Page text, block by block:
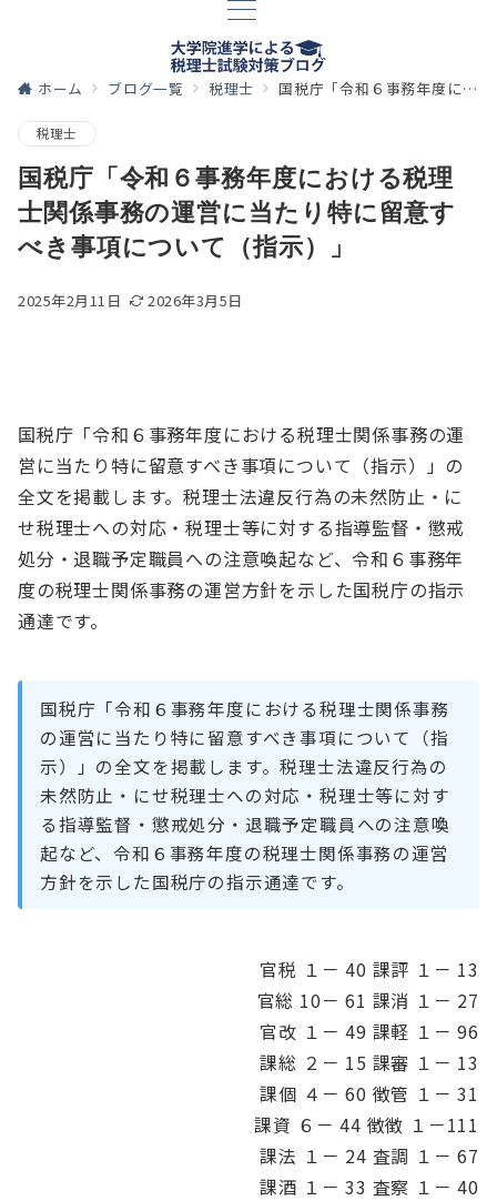
ホーム ブログ一覧 税理士 国税庁「令和６事務年度における税理士関係事務の運営に当たり特に留意すべき事項について（指示）」
税理士
国税庁「令和６事務年度における税理
士関係事務の運営に当たり特に留意す
べき事項について（指示）」
2025年2月11日 2026年3月5日
国税庁「令和６事務年度における税理士関係事務の運
営に当たり特に留意すべき事項について（指示）」の
全文を掲載します。税理士法違反行為の未然防止・に
せ税理士への対応・税理士等に対する指導監督・懲戒
処分・退職予定職員への注意喚起など、令和６事務年
度の税理士関係事務の運営方針を示した国税庁の指示
通達です。
国税庁「令和６事務年度における税理士関係事務
の運営に当たり特に留意すべき事項について（指
示）」の全文を掲載します。税理士法違反行為の
未然防止・にせ税理士への対応・税理士等に対す
る指導監督・懲戒処分・退職予定職員への注意喚
起など、令和６事務年度の税理士関係事務の運営
方針を示した国税庁の指示通達です。
官税 １－ 40 課評 １－ 13
官総 10－ 61 課消 １－ 27
官改 １－ 49 課軽 １－ 96
課総 ２－ 15 課審 １－ 13
課個 ４－ 60 徴管 １－ 31
課資 ６－ 44 徴徴 １－111
課法 １－ 24 査調 １－ 67
課酒 １－ 33 査察 １－ 40